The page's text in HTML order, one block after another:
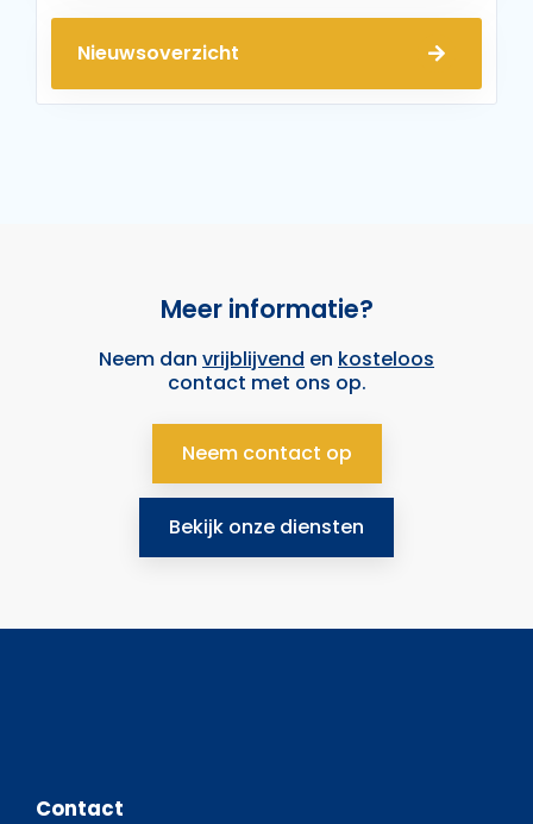
Nieuwsoverzicht
Meer informatie?
Neem dan vrijblijvend en kosteloos
contact met ons op.
Neem contact op
Bekijk onze diensten
Contact